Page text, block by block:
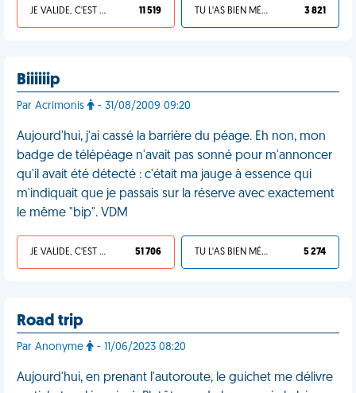
JE VALIDE, C'EST UNE VDM 11 519 TU L'AS BIEN MÉRITÉ 3 821
Biiiiiip
Par Acrimonis - 31/08/2009 09:20
Aujourd'hui, j'ai cassé la barrière du péage. Eh non, mon
badge de télépéage n'avait pas sonné pour m'annoncer
qu'il avait été détecté : c'était ma jauge à essence qui
m'indiquait que je passais sur la réserve avec exactement
le même "bip". VDM
JE VALIDE, C'EST UNE VDM 51 706 TU L'AS BIEN MÉRITÉ 5 274
Road trip
Par Anonyme - 11/06/2023 08:20
Aujourd'hui, en prenant l'autoroute, le guichet me délivre